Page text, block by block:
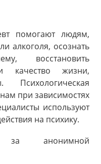
помогают людям,
алкоголя, осознать
восстановить
качество жизни,
Психологическая
при зависимостях
используют
на психику.
за анонимной